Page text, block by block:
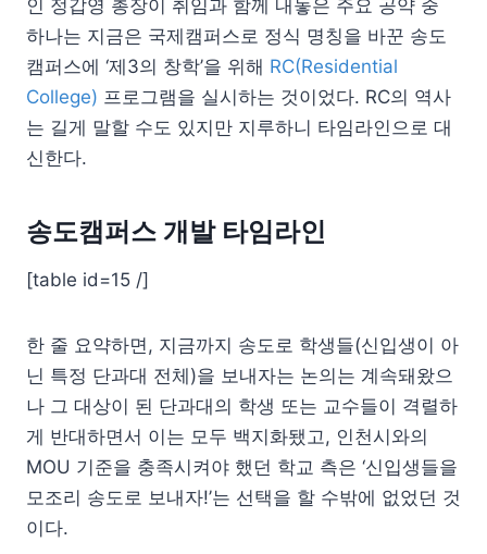
인 정갑영 총장이 취임과 함께 내놓은 주요 공약 중
하나는 지금은 국제캠퍼스로 정식 명칭을 바꾼 송도
캠퍼스에 ‘제3의 창학’을 위해 RC(Residential
College) 프로그램을 실시하는 것이었다. RC의 역사
는 길게 말할 수도 있지만 지루하니 타임라인으로 대
신한다.
송도캠퍼스 개발 타임라인
[table id=15 /]
한 줄 요약하면, 지금까지 송도로 학생들(신입생이 아
닌 특정 단과대 전체)을 보내자는 논의는 계속돼왔으
나 그 대상이 된 단과대의 학생 또는 교수들이 격렬하
게 반대하면서 이는 모두 백지화됐고, 인천시와의
MOU 기준을 충족시켜야 했던 학교 측은 ‘신입생들을
모조리 송도로 보내자!’는 선택을 할 수밖에 없었던 것
이다.